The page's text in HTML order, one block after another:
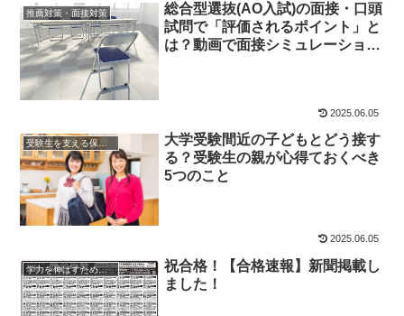
推薦対策・面接対策
総合型選抜(AO入試)の面接・口頭
試問で「評価されるポイント」と
は？動画で面接シミュレーション
2025.06.05
受験生を支える保護者の方へ
大学受験間近の子どもとどう接す
る？受験生の親が心得ておくべき
5つのこと
2025.06.05
学力を伸ばすためのヒント
祝合格！【合格速報】新聞掲載し
ました！